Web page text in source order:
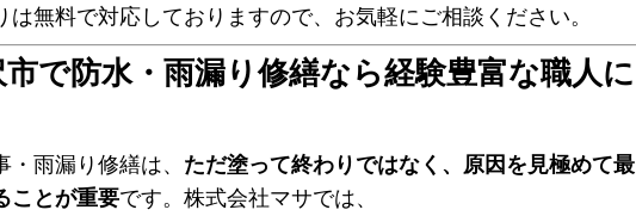
無料で対応しておりますので、お気軽にご相談ください。
で防水・雨漏り修繕なら経験豊富な職人に
雨漏り修繕は、 ただ塗って終わりではなく、原因を見極めて最
ことが重要です。株式会社マサでは、